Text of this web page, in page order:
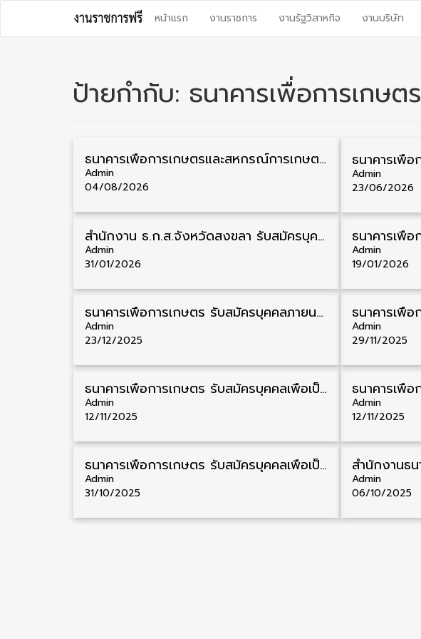
content
หน้าแรก งานราชการ งานรัฐวิสาหกิจ งานบริษัท
ป้ายกำกับ: ธนาคารเพื่อการเกษตร
ธนาคารเพื่อการเกษตรและสหกรณ์การเกษตร รับสมัครบุคคลเพื่อเป็นผู้ช่วยพนักงาน วุฒิ ป.ตรี 5 อัตรา รับสมัคร 4 – 14 สิงหาคม
Admin
04/08/2026
Admin
23/06/2026
สำนักงาน ธ.ก.ส.จังหวัดสงขลา รับสมัครบุคคลภายนอกเข้าปฏิบัติงาน วุฒิ ปวช. ชาย/หญิง หลายสาขาวิชา รับสมัคร 2 – 12 กุมภาพันธ์
Admin
31/01/2026
Admin
19/01/2026
ธนาคารเพื่อการเกษตร รับสมัครบุคคลภายนอกเป็นพนักงาน วุฒิ ปวส. 18 อัตรา รับสมัคร 22 ธันวาคม – 5 มกราคม
Admin
23/12/2025
Admin
29/11/2025
ธนาคารเพื่อการเกษตร รับสมัครบุคคลเพื่อเป็นพนักงาน วุฒิ ป.ตรี 40 อัตรา รับสมัคร 12 – 19 พฤศจิกายน
Admin
12/11/2025
Admin
12/11/2025
ธนาคารเพื่อการเกษตร รับสมัครบุคคลเพื่อเป็นพนักงาน วุฒิ ป.ตรี ชาย/หญิง 40 อัตรา รับสมัคร 3 – 10 พฤศจิกายน
Admin
31/10/2025
Admin
06/10/2025